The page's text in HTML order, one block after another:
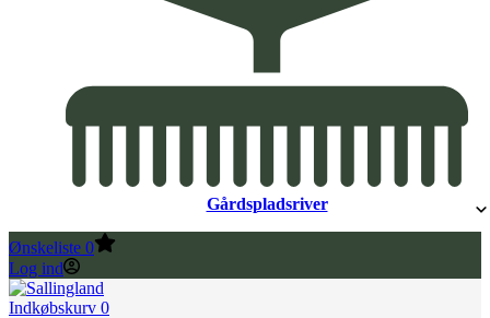
Gårdspladsriver
Ønskeliste 0
Log ind
Indkøbskurv 0